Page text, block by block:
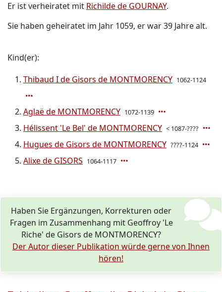
Er ist verheiratet mit Richilde de GOURNAY.
Sie haben geheiratet im Jahr 1059, er war 39 Jahre alt.
Kind(er):
Thibaud I de Gisors de MONTMORENCY 1062-1124
Aglaë de MONTMORENCY 1072-1139
Hélissent 'Le Bel' de MONTMORENCY < 1087-????
Hugues de Gisors de MONTMORENCY ????-1124
Alixe de GISORS 1064-1117
Haben Sie Ergänzungen, Korrekturen oder
Fragen im Zusammenhang mit Geoffroy 'Le
Riche' de Gisors de MONTMORENCY?
Der Autor dieser Publikation würde gerne von Ihnen
hören!